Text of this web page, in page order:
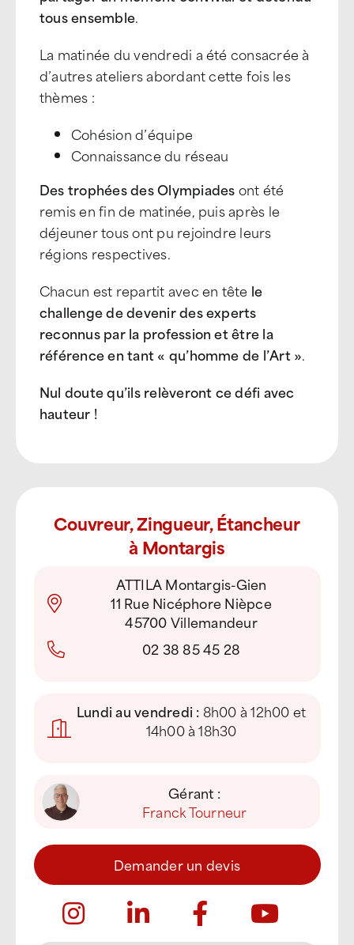
tous ensemble.
La matinée du vendredi a été consacrée à
d’autres ateliers abordant cette fois les
thèmes :
Cohésion d’équipe
Connaissance du réseau
Des trophées des Olympiadesont été
remis en fin de matinée, puis après le
déjeuner tous ont pu rejoindre leurs
régions respectives.
Chacun est repartit avec en tête le
challenge de devenir des experts
reconnus par la profession et être la
référence en tant « qu’homme de l’Art ».
Nul doute qu’ils relèveront ce défi avec
hauteur !
Couvreur, Zingueur, Étancheur
à Montargis
ATTILA Montargis-Gien
11 Rue Nicéphore Nièpce
45700 Villemandeur
02 38 85 45 28
Lundi au vendredi : 8h00 à 12h00 et
14h00 à 18h30
Gérant :
Franck Tourneur
Demander un devis